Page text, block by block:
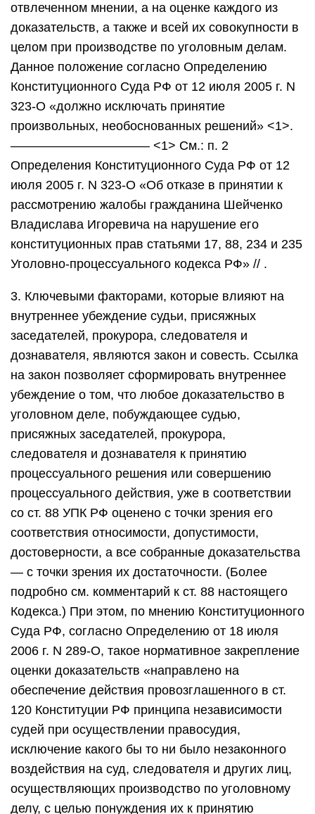
отвлеченном мнении, а на оценке каждого из
доказательств, а также и всей их совокупности в
целом при производстве по уголовным делам.
Данное положение согласно Определению
Конституционного Суда РФ от 12 июля 2005 г. N
323-О «должно исключать принятие
произвольных, необоснованных решений» <1>.
——————————— <1> См.: п. 2
Определения Конституционного Суда РФ от 12
июля 2005 г. N 323-О «Об отказе в принятии к
рассмотрению жалобы гражданина Шейченко
Владислава Игоревича на нарушение его
конституционных прав статьями 17, 88, 234 и 235
Уголовно-процессуального кодекса РФ» // .
3. Ключевыми факторами, которые влияют на
внутреннее убеждение судьи, присяжных
заседателей, прокурора, следователя и
дознавателя, являются закон и совесть. Ссылка
на закон позволяет сформировать внутреннее
убеждение о том, что любое доказательство в
уголовном деле, побуждающее судью,
присяжных заседателей, прокурора,
следователя и дознавателя к принятию
процессуального решения или совершению
процессуального действия, уже в соответствии
со ст. 88 УПК РФ оценено с точки зрения его
соответствия относимости, допустимости,
достоверности, а все собранные доказательства
— с точки зрения их достаточности. (Более
подробно см. комментарий к ст. 88 настоящего
Кодекса.) При этом, по мнению Конституционного
Суда РФ, согласно Определению от 18 июля
2006 г. N 289-О, такое нормативное закрепление
оценки доказательств «направлено на
обеспечение действия провозглашенного в ст.
120 Конституции РФ принципа независимости
судей при осуществлении правосудия,
исключение какого бы то ни было незаконного
воздействия на суд, следователя и других лиц,
осуществляющих производство по уголовному
делу, с целью понуждения их к принятию